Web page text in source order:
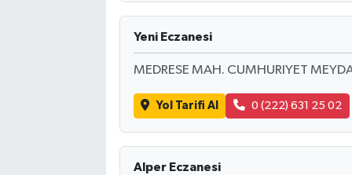
Yeni Eczanesi
MEDRESE MAH. CUMHURIYET
Yol Tarifi Al 0 (222) 631 25 02
Alper Eczanesi